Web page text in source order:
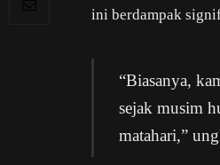
ini berdampak
“Biasanya,
sejak musim
matahari,”